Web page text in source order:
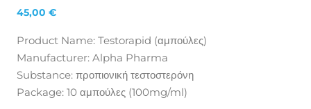
45,00 €
Product Name: Testorapid (αμπούλες)
Manufacturer: Alpha Pharma
Substance: προπιονική τεστοστερόνη
Package: 10 αμπούλες (100mg/ml)